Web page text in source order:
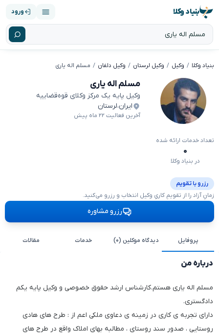
بنیاد وکلا ورود
بنیاد وکلا وکیل وکیل لرستان وکیل دلفان مسلم اله یاری
مسلم اله یاری
وکیل پایه یک مرکز وکلای قوه‌قضاییه
ایران،لرستان
آخرین فعالیت ۲۲ ماه پیش
تعداد خدمات ارائه شده
۰
در بنیاد وکلا
رزرو با تقویم
زمانِ آزاد را از تقویمِ کاریِ وکیل انتخاب و رزرو می‌کنید.
رزرو مشاوره
پروفایل دیدگاه موکلین (۰) خدمات مقالات
درباره من
مسلم اله یاری هستم.کارشناس ارشد حقوق خصوصی و وکیل پایه یکم
دادگستری.
دارای تجربه ی کاری در زمینه ی دعاوی ملکی اعم از : طرح های هادی
روستایی ، صدور سند روستای ، مطالبه بهای املاک واقع در طرح های